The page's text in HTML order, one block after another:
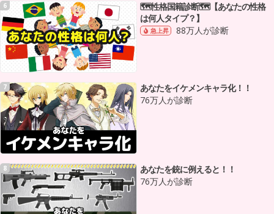
6
🗺性格国籍診断🗺【あなたの性格
は何人タイプ？】
急上昇 88万人が診断
7
あなたをイケメンキャラ化！！
76万人が診断
8
あなたを銃に例えると！！
76万人が診断